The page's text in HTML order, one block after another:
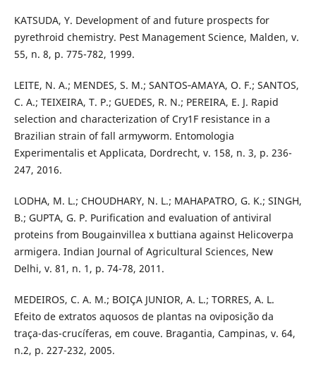
KATSUDA, Y. Development of and future prospects for
pyrethroid chemistry. Pest Management Science, Malden, v.
55, n. 8, p. 775-782, 1999.
LEITE, N. A.; MENDES, S. M.; SANTOS‐AMAYA, O. F.; SANTOS,
C. A.; TEIXEIRA, T. P.; GUEDES, R. N.; PEREIRA, E. J. Rapid
selection and characterization of Cry1F resistance in a
Brazilian strain of fall armyworm. Entomologia
Experimentalis et Applicata, Dordrecht, v. 158, n. 3, p. 236-
247, 2016.
LODHA, M. L.; CHOUDHARY, N. L.; MAHAPATRO, G. K.; SINGH,
B.; GUPTA, G. P. Purification and evaluation of antiviral
proteins from Bougainvillea x buttiana against Helicoverpa
armigera. Indian Journal of Agricultural Sciences, New
Delhi, v. 81, n. 1, p. 74-78, 2011.
MEDEIROS, C. A. M.; BOIÇA JUNIOR, A. L.; TORRES, A. L.
Efeito de extratos aquosos de plantas na oviposição da
traça-das-crucíferas, em couve. Bragantia, Campinas, v. 64,
n.2, p. 227-232, 2005.